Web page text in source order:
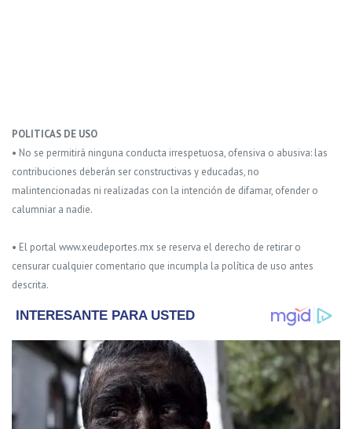
POLITICAS DE USO
• No se permitirá ninguna conducta irrespetuosa, ofensiva o abusiva: las
contribuciones deberán ser constructivas y educadas, no
malintencionadas ni realizadas con la intención de difamar, ofender o
calumniar a nadie.
• El portal www.xeudeportes.mx se reserva el derecho de retirar o
censurar cualquier comentario que incumpla la política de uso antes
descrita.